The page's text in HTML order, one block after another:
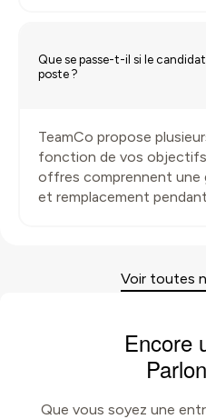
Que se passe-t-il si le
poste ?
TeamCo propose
fonction de vos
offres comprennent une
et remplacement
Voir toutes
Encore
Que vous soyez une